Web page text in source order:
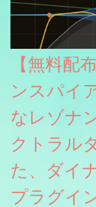
【無料配
ンスパイ
なレゾナ
クトラル
た、ダイ
プラグイ